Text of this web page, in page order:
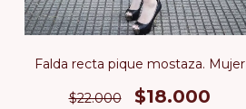
Falda recta pique mostaza. Mujer
$22.000 $18.000